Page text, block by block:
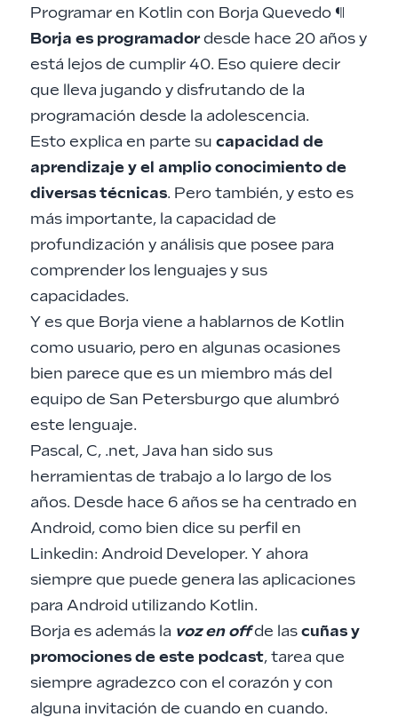
Programar en Kotlin con Borja Quevedo ¶
Borja es programadordesde hace 20 años y
está lejos de cumplir 40. Eso quiere decir
que lleva jugando y disfrutando de la
programación desde la adolescencia.
Esto explica en parte su capacidad de
aprendizaje y el amplio conocimiento de
diversas técnicas. Pero también, y esto es
más importante, la capacidad de
profundización y análisis que posee para
comprender los lenguajes y sus
capacidades.
Y es que Borja viene a hablarnos de Kotlin
como usuario, pero en algunas ocasiones
bien parece que es un miembro más del
equipo de San Petersburgo que alumbró
este lenguaje.
Pascal, C, .net, Java han sido sus
herramientas de trabajo a lo largo de los
años. Desde hace 6 años se ha centrado en
Android, como bien dice su perfil en
Linkedin: Android Developer. Y ahora
siempre que puede genera las aplicaciones
para Android utilizando Kotlin.
Borja es además la voz en offde las cuñas y
promociones de este podcast, tarea que
siempre agradezco con el corazón y con
alguna invitación de cuando en cuando.